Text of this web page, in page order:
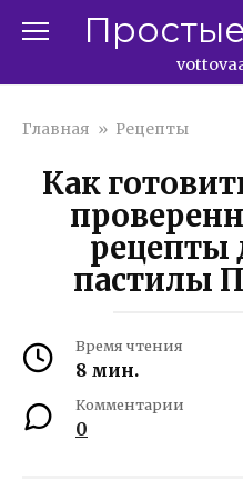
Главная » Рецепты
Как
пастилы
Время чтения
8 мин.
Комментарии
0